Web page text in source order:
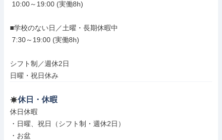
■学校のない日／土曜・長期休暇中
シフト制／週休2日
日曜・祝日休み
休日・休暇
休日休暇
・日曜、祝日（シフト制・週休2日）
・お盆